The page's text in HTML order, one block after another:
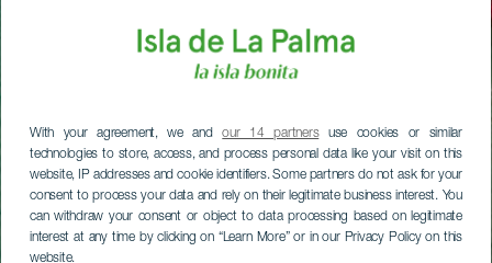
With your agreement, we andour 14 partnersuse cookies or similar
technologies to store, access, and process personal data like your visit on this
website, IP addresses and cookie identifiers. Some partners do not ask for your
consent to process your data and rely on their legitimate business interest. You
can withdraw your consent or object to data processing based on legitimate
interest at any time by clicking on “Learn More” or in our Privacy Policy on this
website.